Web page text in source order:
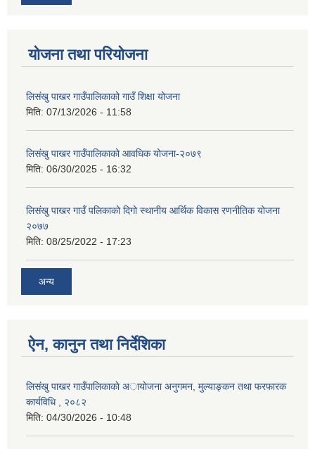
योजना तथा परियोजना
लिसंखु पाखर गाउँपालिकाको गाउँ शिक्षा योजना
मिति: 07/13/2026 - 11:58
लिसंखु पाखर गाउँपालिकाको आवधिक योजना-२०७९
मिति: 06/30/2025 - 16:32
लिसंखु पाखर गाउँ पलिकाको दिगो स्थानीय आर्थिक विकास रणनीतिक योजना
२०७७
मिति: 08/25/2022 - 17:23
अन्य
ऐन, कानुन तथा निर्देशिका
लिसंखु पाखर गाउँपालिकाकाे अायाेजना अनुगमन, मुल्याङ्कन तथा फरफारक
कार्यविधि , २०८२
मिति: 04/30/2026 - 10:48